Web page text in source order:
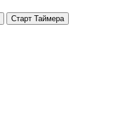
Старт Таймера